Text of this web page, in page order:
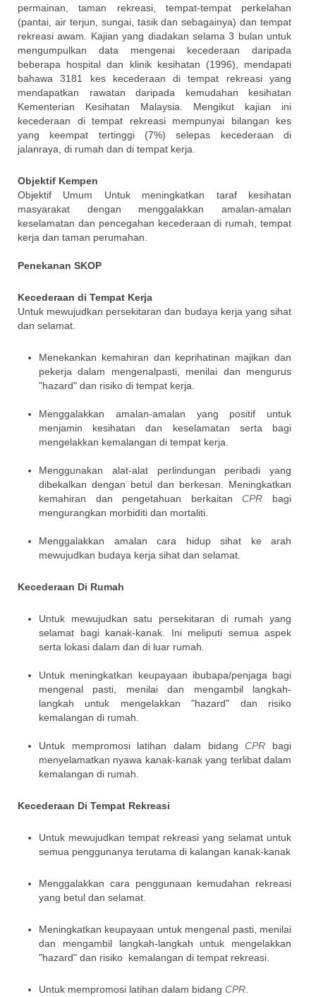
permainan, taman rekreasi, tempat-tempat perkelahan
(pantai, air terjun, sungai, tasik dan sebagainya) dan tempat
rekreasi awam. Kajian yang diadakan selama 3 bulan untuk
mengumpulkan data mengenai kecederaan daripada
beberapa hospital dan klinik kesihatan (1996), mendapati
bahawa 3181 kes kecederaan di tempat rekreasi yang
mendapatkan rawatan daripada kemudahan kesihatan
Kementerian Kesihatan Malaysia. Mengikut kajian ini
kecederaan di tempat rekreasi mempunyai bilangan kes
yang keempat tertinggi (7%) selepas kecederaan di
jalanraya, di rumah dan di tempat kerja.
Objektif Kempen
Objektif Umum Untuk meningkatkan taraf kesihatan
masyarakat dengan menggalakkan amalan-amalan
keselamatan dan pencegahan kecederaan di rumah, tempat
kerja dan taman perumahan.
Penekanan SKOP
Kecederaan di Tempat Kerja
Untuk mewujudkan persekitaran dan budaya kerja yang sihat
dan selamat.
Menekankan kemahiran dan keprihatinan majikan dan
pekerja dalam mengenalpasti, menilai dan mengurus
"hazard" dan risiko di tempat kerja.
Menggalakkan amalan-amalan yang positif untuk
menjamin kesihatan dan keselamatan serta bagi
mengelakkan kemalangan di tempat kerja.
Menggunakan alat-alat perlindungan peribadi yang
dibekalkan dengan betul dan berkesan. Meningkatkan
kemahiran dan pengetahuan berkaitanCPR bagi
mengurangkan morbiditi dan mortaliti.
Menggalakkan amalan cara hidup sihat ke arah
mewujudkan budaya kerja sihat dan selamat.
Kecederaan Di Rumah
Untuk mewujudkan satu persekitaran di rumah yang
selamat bagi kanak-kanak. Ini meliputi semua aspek
serta lokasi dalam dan di luar rumah.
Untuk meningkatkan keupayaan ibubapa/penjaga bagi
mengenal pasti, menilai dan mengambil langkah-
langkah untuk mengelakkan "hazard" dan risiko
kemalangan di rumah.
Untuk mempromosi latihan dalam bidangCPR bagi
menyelamatkan nyawa kanak-kanak yang terlibat dalam
kemalangan di rumah.
Kecederaan Di Tempat Rekreasi
Untuk mewujudkan tempat rekreasi yang selamat untuk
semua penggunanya terutama di kalangan kanak-kanak
Menggalakkan cara penggunaan kemudahan rekreasi
yang betul dan selamat.
Meningkatkan keupayaan untuk mengenal pasti, menilai
dan mengambil langkah-langkah untuk mengelakkan
"hazard" dan risiko kemalangan di tempat rekreasi.
Untuk mempromosi latihan dalam bidang CPR